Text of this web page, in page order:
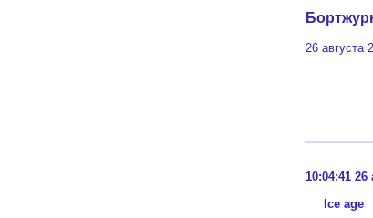
26 августа
10:04:41 26
Ice age